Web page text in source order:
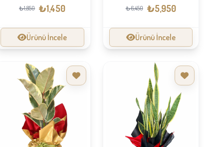
Paketli
₺1,850 ₺1,450
Ürünü İncele
₺6,450 ₺5,950
Ürünü İncele